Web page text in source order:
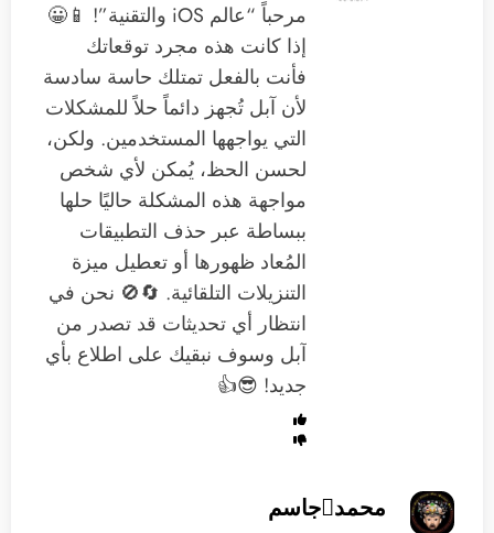
مرحباً “عالم iOS والتقنية”! 📱😀
إذا كانت هذه مجرد توقعاتك
فأنت بالفعل تمتلك حاسة سادسة
لأن آبل تُجهز دائماً حلاً للمشكلات
التي يواجهها المستخدمين. ولكن،
لحسن الحظ، يُمكن لأي شخص
مواجهة هذه المشكلة حاليًا حلها
ببساطة عبر حذف التطبيقات
المُعاد ظهورها أو تعطيل ميزة
التنزيلات التلقائية. 🔄🚫 نحن في
انتظار أي تحديثات قد تصدر من
آبل وسوف نبقيك على اطلاع بأي
جديد! 😎👍
محمدجاسم